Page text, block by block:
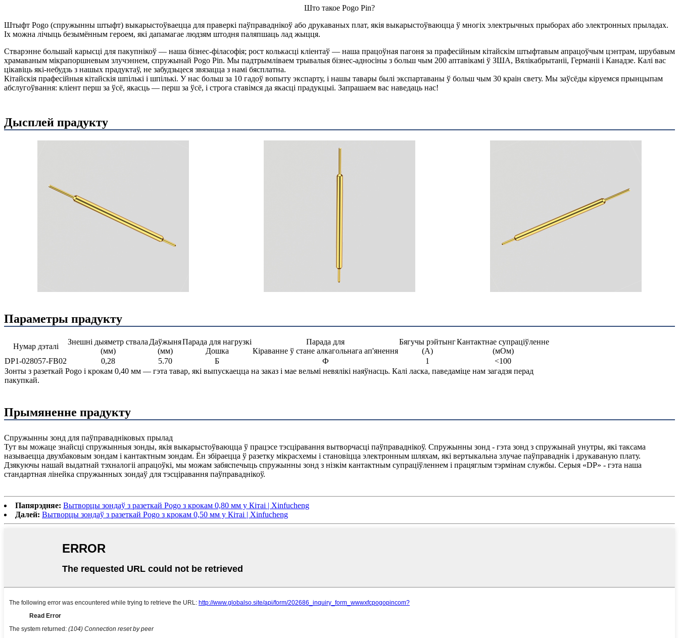
Што такое Pogo Pin?
Штыфт Pogo (спружынны штыфт) выкарыстоўваецца для праверкі паўправаднікоў або друкаваных плат, якія выкарыстоўваюцца ў многіх электрычных прыборах або электронных прыладах.
Іх можна лічыць безымённым героем, які дапамагае людзям штодня паляпшаць лад жыцця.
Стварэнне большай карысці для пакупнікоў — наша бізнес-філасофія; рост колькасці кліентаў — наша працоўная пагоня за прафесійным кітайскім штыфтавым апрацоўчым цэнтрам, шрубавым
храмаваным мікрапоршневым злучэннем, спружынай Pogo Pin. Мы падтрымліваем трывалыя бізнес-адносіны з больш чым 200 аптавікамі ў ЗША, Вялікабрытаніі, Германіі і Канадзе. Калі вас
цікавіць які-небудзь з нашых прадуктаў, не забудзьцеся звязацца з намі бясплатна.
Кітайскія прафесійныя кітайскія шпількі і шпількі. У нас больш за 10 гадоў вопыту экспарту, і нашы тавары былі экспартаваны ў больш чым 30 краін свету. Мы заўсёды кіруемся прынцыпам
абслугоўвання: кліент перш за ўсё, якасць — перш за ўсё, і строга ставімся да якасці прадукцыі. Запрашаем вас наведаць нас!
Дысплей прадукту
Параметры прадукту
Нумар дэталі
Знешні дыяметр ствала
(мм)
Даўжыня
(мм)
Парада для нагрузкі
Дошка
Парада для
Кіраванне ў стане алкагольнага ап'янення
Бягучы рэйтынг
(А)
Кантактнае супраціўленне
(мОм)
DP1-028057-FB02
0,28 5.70 Б Ф 1
<100
Зонты з разеткай Pogo і крокам 0,40 мм — гэта тавар, які выпускаецца на заказ і мае вельмі невялікі наяўнасць. Калі ласка, паведаміце нам загадзя перад
пакупкай.
Прымяненне прадукту
Спружынны зонд для паўправадніковых прылад
Тут вы можаце знайсці спружынныя зонды, якія выкарыстоўваюцца ў працэсе тэсціравання вытворчасці паўправаднікоў. Спружынны зонд - гэта зонд з спружынай унутры, які таксама
называецца двухбаковым зондам і кантактным зондам. Ён збіраецца ў разетку мікрасхемы і становіцца электронным шляхам, які вертыкальна злучае паўправаднік і друкаваную плату.
Дзякуючы нашай выдатнай тэхналогіі апрацоўкі, мы можам забяспечыць спружынны зонд з нізкім кантактным супраціўленнем і працяглым тэрмінам службы. Серыя «DP» - гэта наша
стандартная лінейка спружынных зондаў для тэсціравання паўправаднікоў.
Папярэдняе: Вытворцы зондаў з разеткай Pogo з крокам 0,80 мм у Кітаі | Xinfucheng
Далей: Вытворцы зондаў з разеткай Pogo з крокам 0,50 мм у Кітаі | Xinfucheng